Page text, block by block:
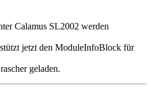
Calamus SL2002 werden
jetzt den ModuleInfoBlock für
geladen.